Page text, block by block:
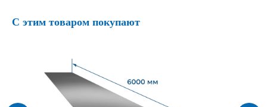
С этим товаром покупают